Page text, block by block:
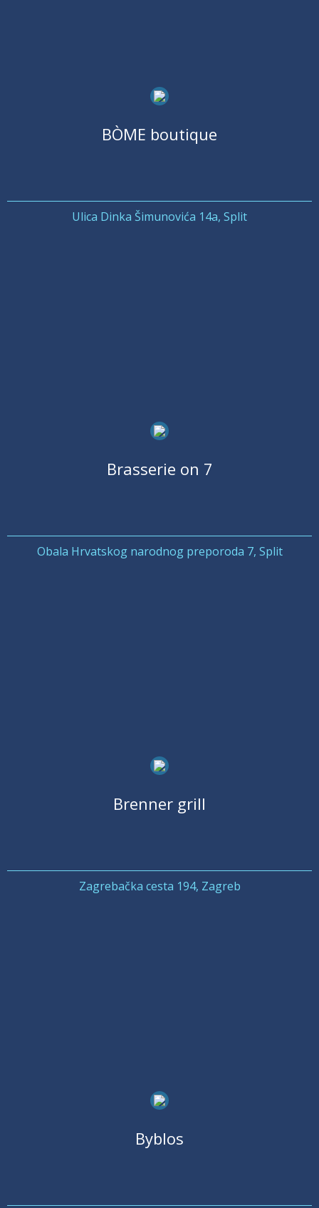
BÒME boutique
Ulica Dinka Šimunovića 14a, Split
Brasserie on 7
Obala Hrvatskog narodnog preporoda 7, Split
Brenner grill
Zagrebačka cesta 194, Zagreb
Byblos